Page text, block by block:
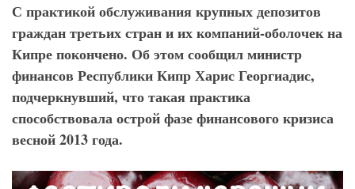
С практикой обслуживания крупных депозитов
граждан третьих стран и их компаний-оболочек на
Кипре покончено. Об этом сообщил министр
финансов Республики Кипр Харис Георгиадис,
подчеркнувший, что такая практика
способствовала острой фазе финансового кризиса
весной 2013 года.